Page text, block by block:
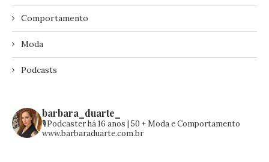
Comportamento
Moda
Podcasts
barbara_duarte_
🎙️Podcaster há 16 anos | 50 +Moda e Comportamento
www.barbaraduarte.com.br